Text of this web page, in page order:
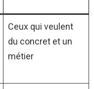
Ceux qui veulent
du concret et un
métier